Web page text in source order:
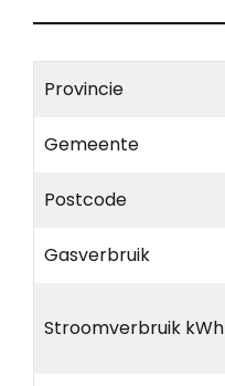
Provincie
Gemeente
Postcode
Gasverbruik
Stroomverbruik kWh